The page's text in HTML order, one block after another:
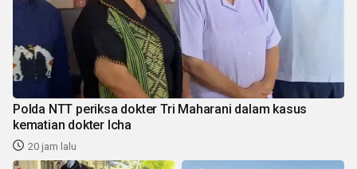
Polda NTT periksa dokter Tri Maharani dalam kasus
kematian dokter Icha
20 jam lalu